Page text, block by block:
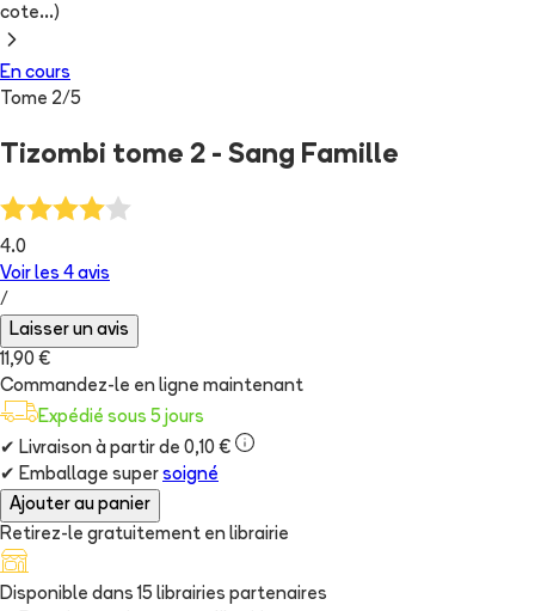
cote...)
En cours
Tome 2/5
Tizombi tome 2 - Sang Famille
4.0
Voir les 4 avis
/
Laisser un avis
11,90 €
Commandez-le en ligne maintenant
Expédié sous 5 jours
✔ Livraison à partir de 0,10 €
✔ Emballage super soigné
Ajouter au panier
Retirez-le gratuitement en librairie
Disponible dans 15 librairies partenaires